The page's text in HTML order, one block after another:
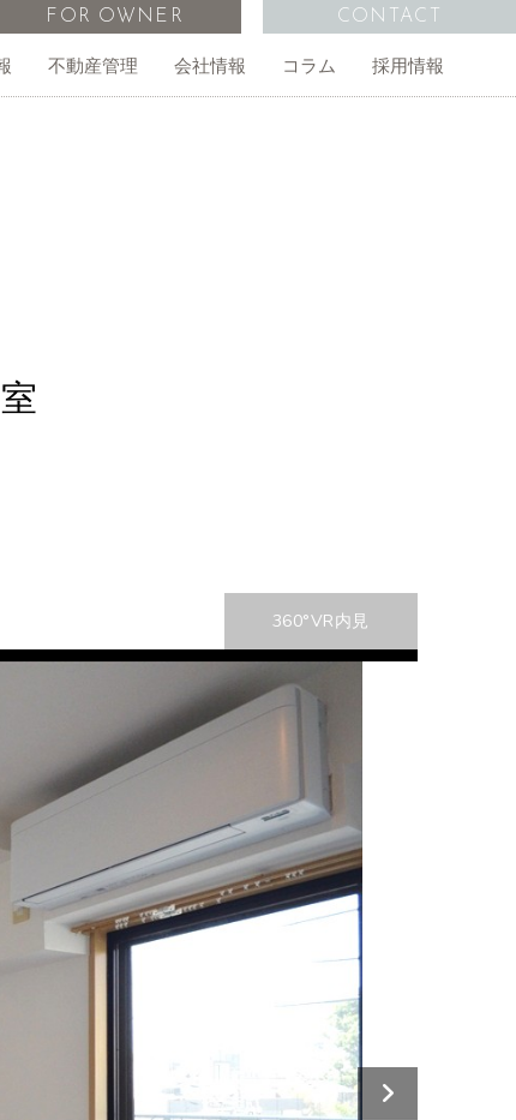
不動産管理 会社情報 コラム 採用情報
FOR OWNER CONTACT
360°VR内見